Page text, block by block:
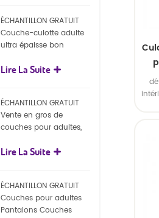
ÉCHANTILLON GRATUIT
Couche-culotte adulte
ultra épaisse bon
jetable pour adulte
Lire La Suite
ÉCHANTILLON GRATUIT
Vente en gros de
couches pour adultes,
adultes
Lire La Suite
ÉCHANTILLON GRATUIT
Couches pour adultes
Pantalons Couches